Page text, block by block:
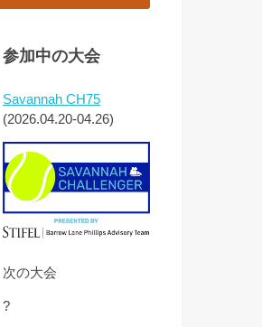
参加中の大会
Savannah CH75
(2026.04.20-04.26)
次の大会
?